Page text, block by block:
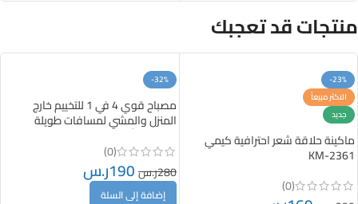
منتجات قد تعجبك
-23%
الاكثر مبيعاً
جديد
ماكينة حلاقة شعر احترافية كيمي
KM-2361
(0)
-32%
مصباح قوي 4 في 1 للتخييم خارج
المنزل والمشي لمسافات طويلة
والارتحال أسود KNFL5040
(0)
280ر.س190ر.س
إضافة إلى السلة